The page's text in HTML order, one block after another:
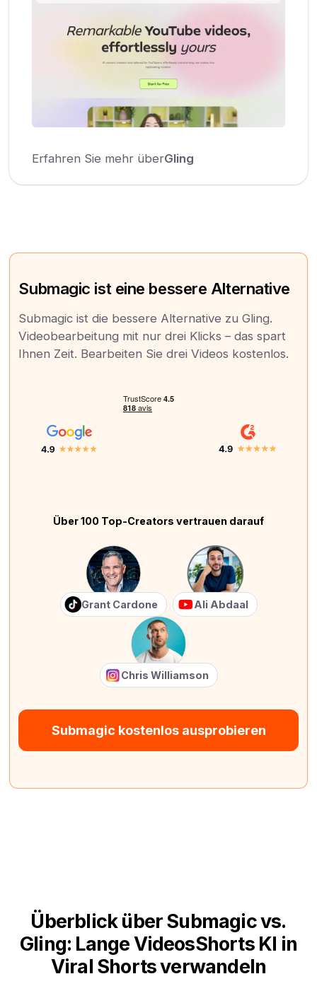
Erfahren Sie mehr überGling
Submagic ist eine bessere Alternative
Submagic ist die bessere Alternative zu Gling.
Videobearbeitung mit nur drei Klicks – das spart
Ihnen Zeit. Bearbeiten Sie drei Videos kostenlos.
Über 100 Top-Creators vertrauen darauf
Grant Cardone Ali Abdaal
Chris Williamson
Submagic kostenlos ausprobieren
Überblick über Submagic vs.
Gling: Lange VideosShorts KI in
Viral Shorts verwandeln